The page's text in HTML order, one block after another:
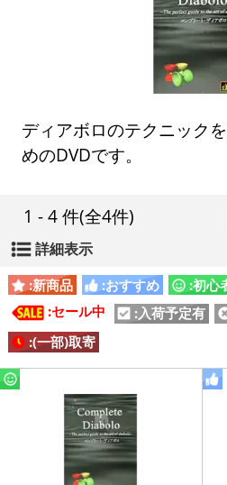
ディアボロのテクニック
めのDVDです。
1 - 4 件(全4件)
詳細表示
:新商品 :おすすめ :初心
:セール中
:入荷予定有
:(一部)取寄